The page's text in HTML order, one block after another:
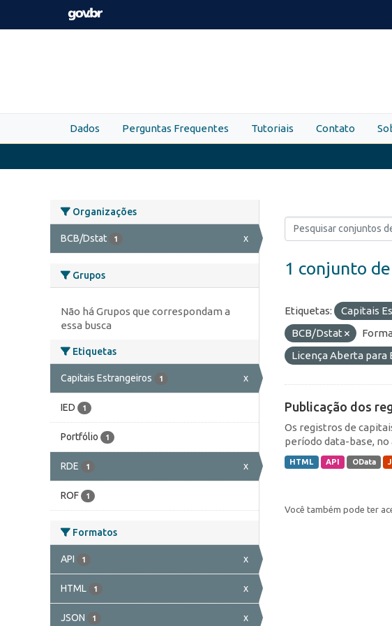
Skip to main content
Dados Perguntas Frequentes Tutoriais Contato
Organizações
BCB/Dstat 1 x
Grupos
Não há Grupos que correspondam a
essa busca
Etiquetas
Capitais Estrangeiros 1 x
IED 1
Portfólio 1
RDE 1 x
ROF 1
Formatos
API 1 x
HTML 1 x
JSON 1 x
1 conjunto
Etiquetas: Capitais
BCB/Dstat
Licença Aberta para
Publicação dos
Os registros de
período data-base,
HTML API OData
Você também pode ter